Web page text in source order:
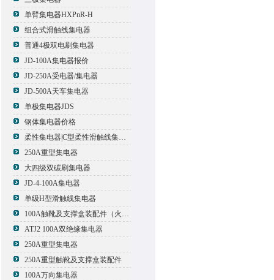
单臂集电器HXPnR-H
组合式滑触线集电器
普通4极双电刷集电器
JD-100A集电器报价
JD-250A受电器/集电器
JD-500A天车集电器
单极集电器JDS
钢体集电器价格
柔性集电器|C型柔性滑触线集电器
250A重型集电器
大四级双碳刷集电器
JD-4-100A集电器
单级H型滑触线集电器
100A触靴及支撑盒装配件（火线）
ATJ2 100A双绝缘集电器
250A重型集电器
250A重型触靴及支撑盒装配件
100A万向集电器